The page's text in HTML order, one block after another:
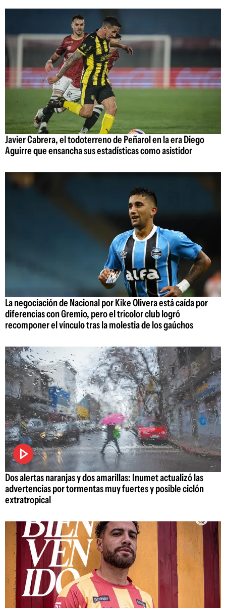
Javier Cabrera, el todoterreno de Peñarol en la era Diego
Aguirre que ensancha sus estadísticas como asistidor
La negociación de Nacional por Kike Olivera está caída por
diferencias con Gremio, pero el tricolor club logró
recomponer el vínculo tras la molestia de los gaúchos
Dos alertas naranjas y dos amarillas: Inumet actualizó las
advertencias por tormentas muy fuertes y posible ciclón
extratropical